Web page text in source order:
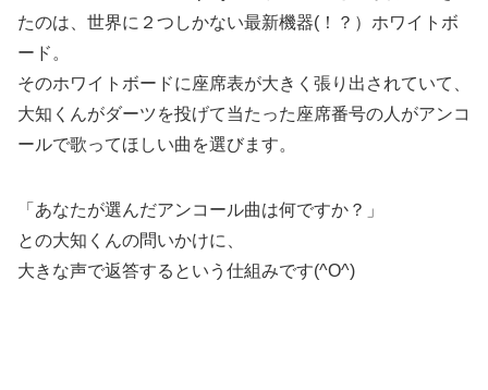
たのは、世界に２つしかない最新機器(！？）ホワイトボ
ード。
そのホワイトボードに座席表が大きく張り出されていて、
大知くんがダーツを投げて当たった座席番号の人がアンコ
ールで歌ってほしい曲を選びます。
「あなたが選んだアンコール曲は何ですか？」
との大知くんの問いかけに、
大きな声で返答するという仕組みです(^O^)